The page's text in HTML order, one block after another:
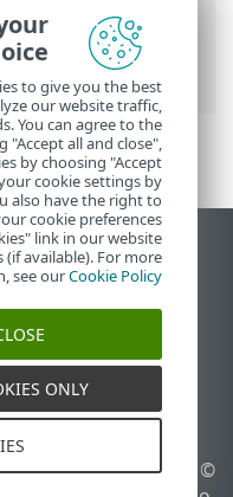
העזרה המקוונת של ESET
Business Security
Security> דרישות
הצג את האתר
End of Life
מאגר הידע של ESET
ESET Status Portal
תמיכה אזורית
- 2026 ESET, spol. s
to give you the best
our website traffic,
You can agree to the
"Accept all and close",
by choosing "Accept
cookie settings by
also have the right to
cookie preferences
link in our website
available). For more
see ourCookie Policy
ONLY